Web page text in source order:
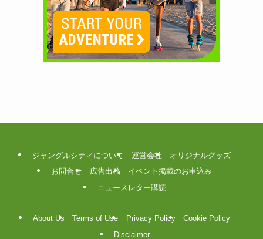
ジャングルシティについて 運営会社
オリジナルグッズ
お問合せ
広告出稿
イベント掲載のお申込み
ニュースレター購読
About Us Terms of Use Privacy Policy
Cookie Policy
Disclaimer